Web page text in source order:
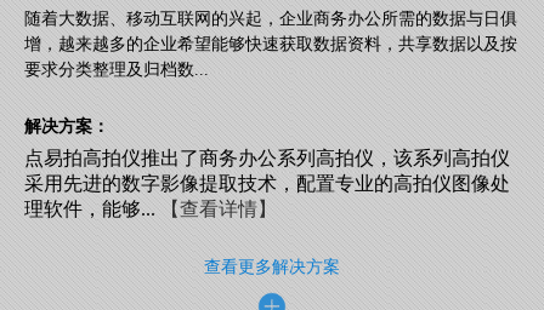
随着大数据、移动互联网的兴起，企业商务办公所需的数据与日俱
增，越来越多的企业希望能够快速获取数据资料，共享数据以及按
要求分类整理及归档数...
解决方案：
点易拍高拍仪推出了商务办公系列高拍仪，该系列高拍仪
采用先进的数字影像提取技术，配置专业的高拍仪图像处
理软件，能够...【查看详情】
查看更多解决方案